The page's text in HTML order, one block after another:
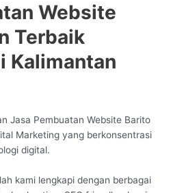
Website
Terbaik
Kalimantan
Jasa Pembuatan Website Barito
Marketing yang berkonsentrasi
digital.
kami lengkapi dengan berbagai